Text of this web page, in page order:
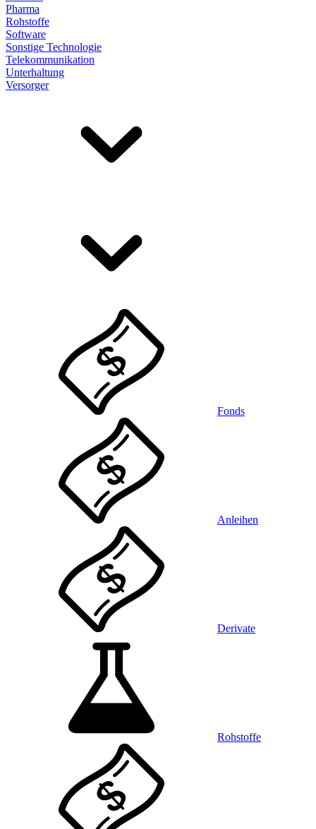
Pharma
Rohstoffe
Software
Sonstige Technologie
Telekommunikation
Unterhaltung
Versorger
Fonds
Anleihen
Derivate
Rohstoffe